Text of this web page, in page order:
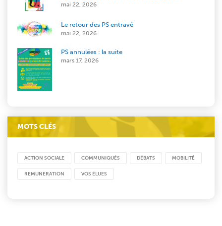
mai 22, 2026
Le retour des PS entravé
mai 22, 2026
PS annulées : la suite
mars 17, 2026
MOTS CLÉS
ACTION SOCIALE COMMUNIQUÉS DÉBATS MOBILITÉ
REMUNERATION VOS ÉLUES